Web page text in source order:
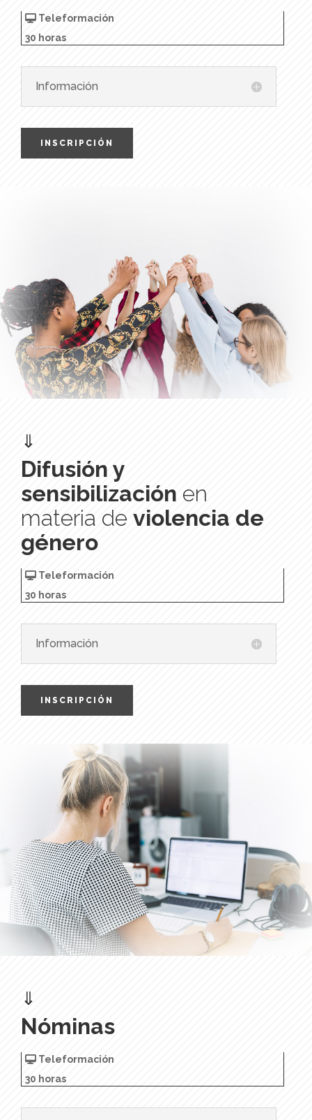
Teleformación
30 horas
Información
INSCRIPCIÓN
⇓
Difusión y
sensibilización en
materia de violencia de
género
Teleformación
30 horas
Información
INSCRIPCIÓN
⇓
Nóminas
Teleformación
30 horas